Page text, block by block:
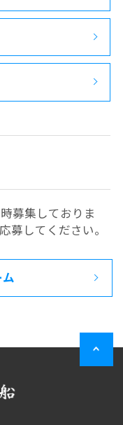
募集しておりま
募してください。